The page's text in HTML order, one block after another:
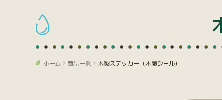
ホーム 商品一覧 木製ステッカー（木製シール）